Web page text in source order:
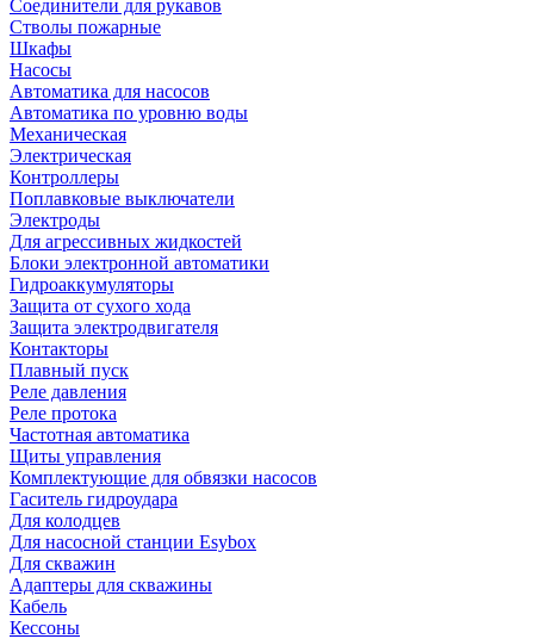
Соединители для рукавов
Стволы пожарные
Шкафы
Насосы
Автоматика для насосов
Автоматика по уровню воды
Механическая
Электрическая
Контроллеры
Поплавковые выключатели
Электроды
Для агрессивных жидкостей
Блоки электронной автоматики
Гидроаккумуляторы
Защита от сухого хода
Защита электродвигателя
Контакторы
Плавный пуск
Реле давления
Реле протока
Частотная автоматика
Щиты управления
Комплектующие для обвязки насосов
Гаситель гидроудара
Для колодцев
Для насосной станции Esybox
Для скважин
Адаптеры для скважины
Кабель
Кессоны